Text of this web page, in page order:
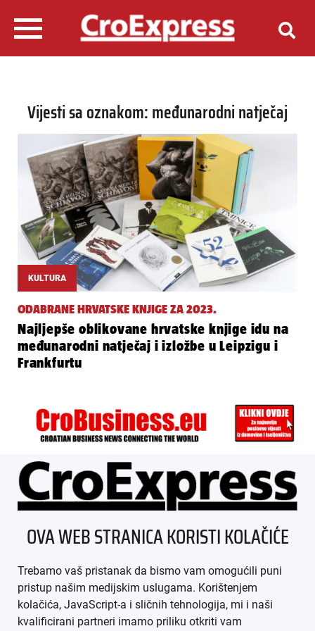
Vijesti sa oznakom: međunarodni natječaj
KULTURA
ODABRANE HRVATSKE KNJIGE ZA 2023.
Najljepše oblikovane hrvatske knjige idu na
međunarodni natječaj i izložbe u Leipzigu i
Frankfurtu
ÜBER UNS
IMPRESSUM
AGB
DATENSCHUTZ
OVA WEB STRANICA KORISTI KOLAČIĆE
Trebamo vaš pristanak da bismo vam omogućili puni
pristup našim medijskim uslugama. Korištenjem
kolačića, JavaScript-a i sličnih tehnologija, mi i naši
kvalificirani partneri imamo priliku otkriti vam